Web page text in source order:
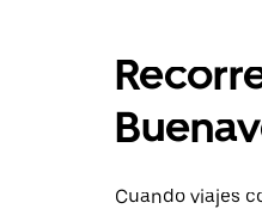
Cuando viajes